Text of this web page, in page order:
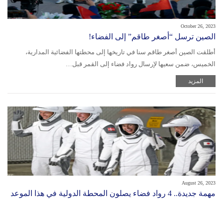
October 26, 2023
الصين ترسل “أصغر طاقم” إلى الفضاء!
أطلقت الصين أصغر طاقم سنا في تاريخها إلى محطتها الفضائية المدارية،
الخميس، ضمن سعيها لإرسال رواد فضاء إلى القمر قبل…
المزيد
August 26, 2023
مهمة جديدة.. 4 رواد فضاء يصلون المحطة الدولية في هذا الموعد